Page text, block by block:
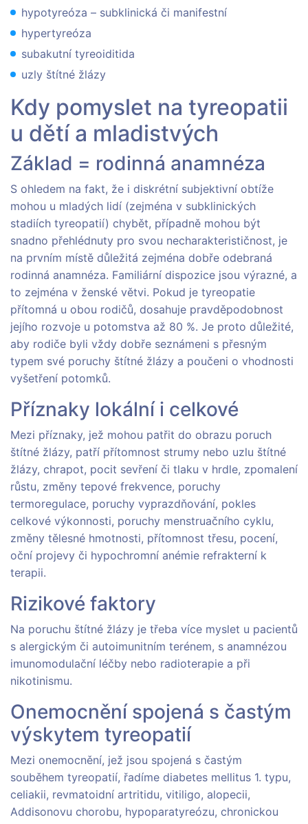
hypotyreóza – subklinická či manifestní
hypertyreóza
subakutní tyreoiditida
uzly štítné žlázy
Kdy pomyslet na tyreopatii
u dětí a mladistvých
Základ = rodinná anamnéza
S ohledem na fakt, že i diskrétní subjektivní obtíže
mohou u mladých lidí (zejména v subklinických
stadiích tyreopatií) chybět, případně mohou být
snadno přehlédnuty pro svou necharakterističnost, je
na prvním místě důležitá zejména dobře odebraná
rodinná anamnéza. Familiární dispozice jsou výrazné, a
to zejména v ženské větvi. Pokud je tyreopatie
přítomná u obou rodičů, dosahuje pravděpodobnost
jejího rozvoje u potomstva až 80 %. Je proto důležité,
aby rodiče byli vždy dobře seznámeni s přesným
typem své poruchy štítné žlázy a poučeni o vhodnosti
vyšetření potomků.
Příznaky lokální i celkové
Mezi příznaky, jež mohou patřit do obrazu poruch
štítné žlázy, patří přítomnost strumy nebo uzlu štítné
žlázy, chrapot, pocit sevření či tlaku v hrdle, zpomalení
růstu, změny tepové frekvence, poruchy
termoregulace, poruchy vyprazdňování, pokles
celkové výkonnosti, poruchy menstruačního cyklu,
změny tělesné hmotnosti, přítomnost třesu, pocení,
oční projevy či hypochromní anémie refrakterní k
terapii.
Rizikové faktory
Na poruchu štítné žlázy je třeba více myslet u pacientů
s alergickým či autoimunitním terénem, s anamnézou
imunomodulační léčby nebo radioterapie a při
nikotinismu.
Onemocnění spojená s častým
výskytem tyreopatií
Mezi onemocnění, jež jsou spojená s častým
souběhem tyreopatií, řadíme diabetes mellitus 1. typu,
celiakii, revmatoidní artritidu, vitiligo, alopecii,
Addisonovu chorobu, hypoparatyreózu, chronickou